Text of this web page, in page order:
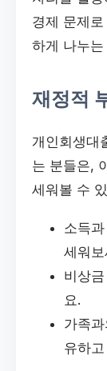
경제 문제
하게 나누
재정적
개인회생대
는 분들은,
세워볼 수
소득
세워보
비상
요.
가족
유하